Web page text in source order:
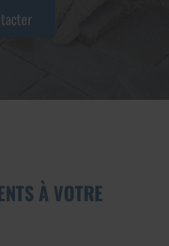
À VOTRE